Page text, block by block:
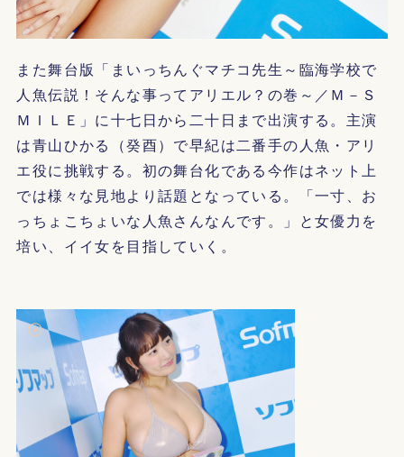
また舞台版「まいっちんぐマチコ先生～臨海学校で
人魚伝説！そんな事ってアリエル？の巻～／Ｍ－Ｓ
ＭＩＬＥ」に十七日から二十日まで出演する。主演
は青山ひかる（癸酉）で早紀は二番手の人魚・アリ
エ役に挑戦する。初の舞台化である今作はネット上
では様々な見地より話題となっている。「一寸、お
っちょこちょいな人魚さんなんです。」と女優力を
培い、イイ女を目指していく。